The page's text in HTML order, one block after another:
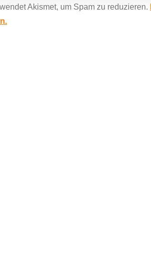
Akismet, um Spam zu reduzieren.